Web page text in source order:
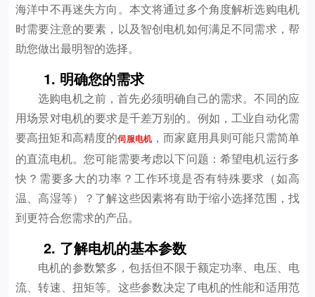
海洋中不再迷失方向。本文将通过多个角度解析选购电机
时需要注意的要素，以及智创电机如何满足不同需求，帮
助您做出最明智的选择。
1. 明确您的需求
选购电机之前，首先必须明确自己的需求。不同的应
用场景对电机的要求是千差万别的。例如，工业自动化需
要高扭矩和高精度的伺服电机，而家庭用具则可能只需简单
的直流电机。您可能需要考虑以下问题：希望电机运行多
快？需要多大的功率？工作环境是否有特殊要求（如高
温、高湿等）？了解这些因素将有助于缩小选择范围，找
到更符合您需求的产品。
2. 了解电机的基本参数
电机的参数繁多，包括但不限于额定功率、电压、电
流、转速、扭矩等。这些参数决定了电机的性能和适用范